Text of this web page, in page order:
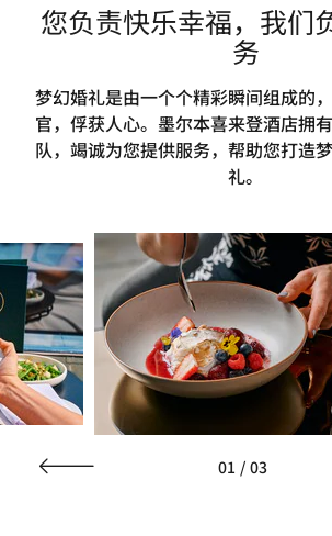
您负责快乐幸福，我们
务
梦幻婚礼是由一个个精彩瞬间组成的
官，俘获人心。墨尔本喜来登酒店拥
队，竭诚为您提供服务，帮助您打造
礼。
01 / 03